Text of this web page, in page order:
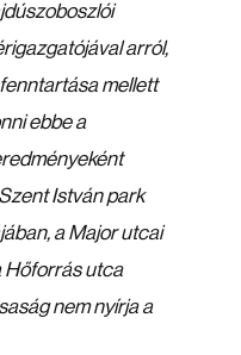
arról,
mellett
ebbe a
István park
a Major utcai
Hőforrás utca
nem nyírja a